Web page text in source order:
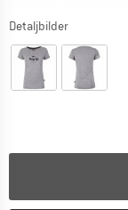
Detaljbilder